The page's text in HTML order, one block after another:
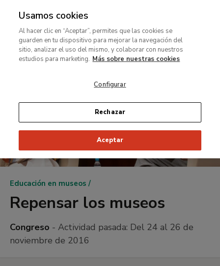
MENÚ
contenido
principal
Ruta
de
navegación
Educación en museos
Repensar los museos
Congreso - Actividad pasada: Del 24 al 26 de
noviembre de 2016
Usamos cookies
Al hacer clic en “Aceptar”, permites que las cookies se
guarden en tu dispositivo para mejorar la navegación del
sitio, analizar el uso del mismo, y colaborar con nuestros
estudios para marketing. Más sobre nuestras cookies
Configurar
Rechazar
Aceptar